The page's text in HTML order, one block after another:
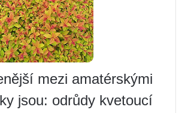
mezi amatérskými
jsou: odrůdy kvetoucí